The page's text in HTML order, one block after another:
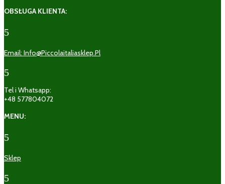
OBSŁUGA KLIENTA:
5
Email: Info@piccolaitaliasklep.pl
5
Tel i Whatsapp:
+48 577804072
MENU:
5
Sklep
5